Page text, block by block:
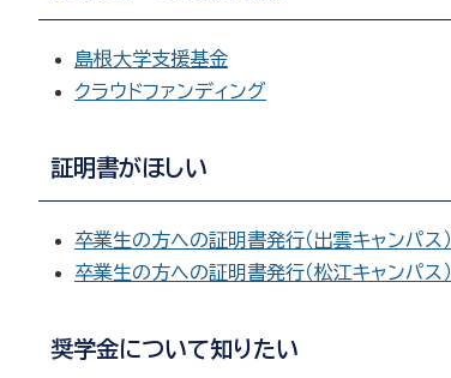
島根大学支援基金
クラウドファンディング
証明書がほしい
卒業生の方への証明書発行（出雲キャンパス）
卒業生の方への証明書発行（松江キャンパス）
奨学金について知りたい